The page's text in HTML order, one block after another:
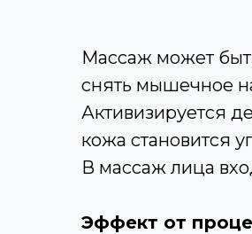
Массаж может
снять мышечное
Активизируется
кожа становится
В массаж лица
Эффект от